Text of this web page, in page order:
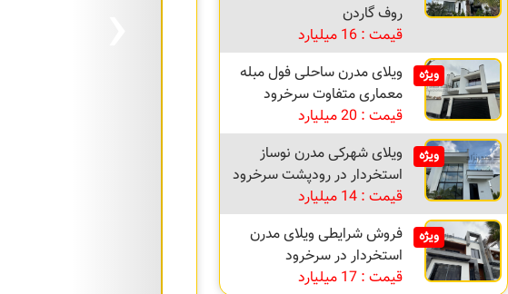
روف گاردن
قیمت : 16 میلیارد
ویژه
ویلای مدرن ساحلی فول مبله
معماری متفاوت سرخرود
قیمت : 20 میلیارد
ویژه
ویلای شهرکی مدرن نوساز
استخردار در رودپشت سرخرود
قیمت : 14 میلیارد
ویژه
فروش شرایطی ویلای مدرن
استخردار در سرخرود
قیمت : 17 میلیارد